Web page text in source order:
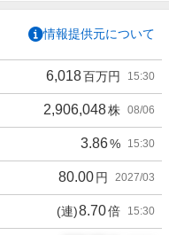
情報提供元について
6,018百万円 15:30
2,906,048株 08/06
3.86% 15:30
80.00円 2027/03
(連)8.70倍 15:30